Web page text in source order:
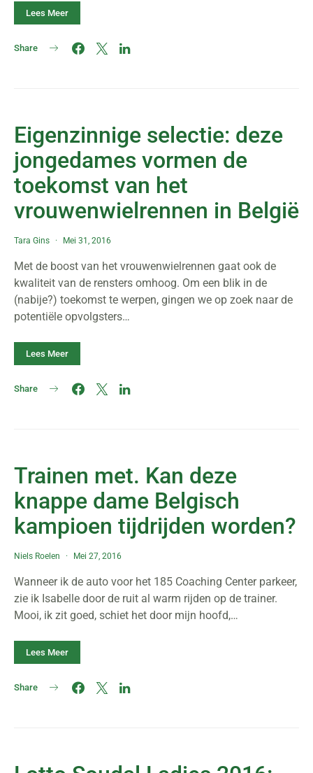
Lees Meer
Share
Eigenzinnige selectie: deze
jongedames vormen de
toekomst van het
vrouwenwielrennen in België
Tara Gins Mei 31, 2016
Met de boost van het vrouwenwielrennen gaat ook de
kwaliteit van de rensters omhoog. Om een blik in de
(nabije?) toekomst te werpen, gingen we op zoek naar de
potentiële opvolgsters…
Lees Meer
Share
Trainen met. Kan deze
knappe dame Belgisch
kampioen tijdrijden worden?
Niels Roelen Mei 27, 2016
Wanneer ik de auto voor het 185 Coaching Center parkeer,
zie ik Isabelle door de ruit al warm rijden op de trainer.
Mooi, ik zit goed, schiet het door mijn hoofd,…
Lees Meer
Share